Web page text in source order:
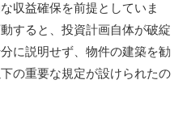
収益確保を前提としていま
すると、投資計画自体が破綻
に説明せず、物件の建築を勧
の重要な規定が設けられたの